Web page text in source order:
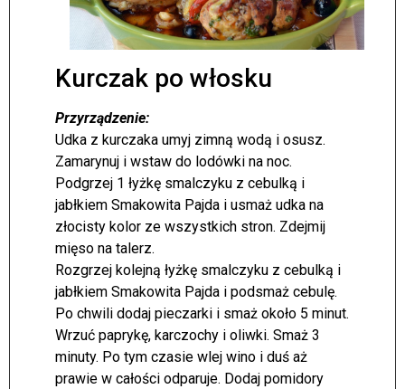
Kurczak po włosku
Przyrządzenie:
Udka z kurczaka umyj zimną wodą i osusz.
Zamarynuj i wstaw do lodówki na noc.
Podgrzej 1 łyżkę smalczyku z cebulką i
jabłkiem Smakowita Pajda i usmaż udka na
złocisty kolor ze wszystkich stron. Zdejmij
mięso na talerz.
Rozgrzej kolejną łyżkę smalczyku z cebulką i
jabłkiem Smakowita Pajda i podsmaż cebulę.
Po chwili dodaj pieczarki i smaż około 5 minut.
Wrzuć paprykę, karczochy i oliwki. Smaż 3
minuty. Po tym czasie wlej wino i duś aż
prawie w całości odparuje. Dodaj pomidory